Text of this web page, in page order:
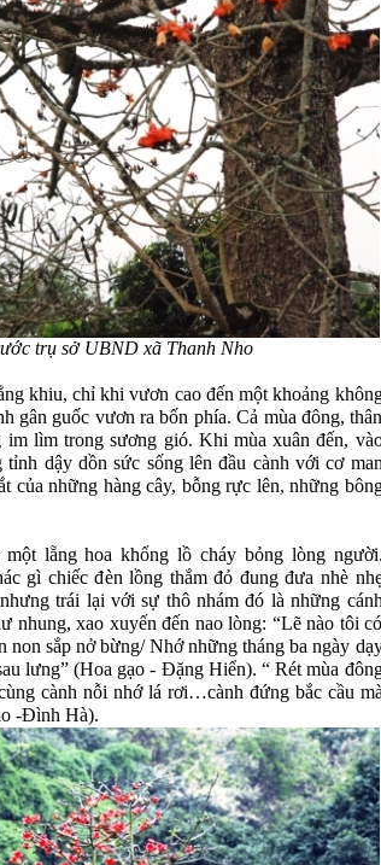
trụ sở UBND xã Thanh Nho
khiu, chỉ khi vươn cao đến một khoảng
gân guốc vươn ra bốn phía. Cả mùa đông, thân
im lìm trong sương gió. Khi mùa xuân đến,
dậy dồn sức sống lên đầu cành với cơ
của những hàng cây, bỗng rực lên, những
lẵng hoa khổng lồ cháy bỏng lòng người.
gì chiếc đèn lồng thắm đỏ đung đưa nhè
trái lại với sự thô nhám đó là những
nhung, xao xuyến đến nao lòng: “Lẽ nào tôi có
non sắp nở bừng/ Nhớ những tháng ba ngày
lưng” (Hoa gạo - Đặng Hiển). “ Rét mùa
cành nỗi nhớ lá rơi…cành đứng bắc cầu
-Đình Hà).